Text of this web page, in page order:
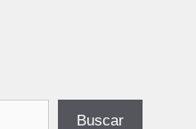
Buscar